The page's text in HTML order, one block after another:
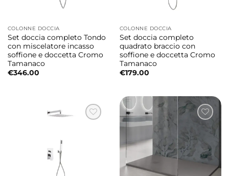
COLONNE DOCCIA
Set doccia completo Tondo
con miscelatore incasso
soffione e doccetta Cromo
Tamanaco
€346.00
COLONNE DOCCIA
Set doccia completo
quadrato braccio con
soffione e doccetta Cromo
Tamanaco
€179.00